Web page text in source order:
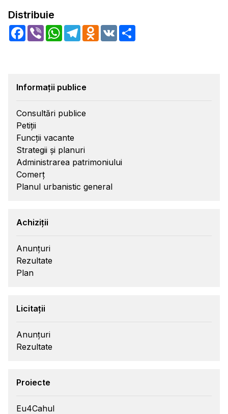
Distribuie
Facebook
Viber WhatsApp
TelegramOdnoklassniki
VK
Informații publice
Consultări publice
Petiții
Funcții vacante
Strategii și planuri
Administrarea patrimoniului
Comerț
Planul urbanistic general
Achiziții
Anunțuri
Rezultate
Plan
Licitații
Anunțuri
Rezultate
Proiecte
Eu4Cahul